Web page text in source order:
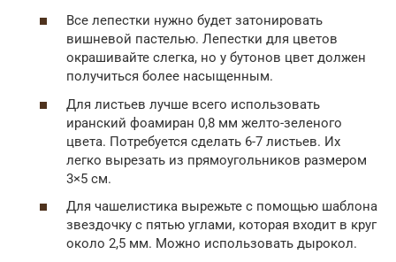
Все лепестки нужно будет затонировать
вишневой пастелью. Лепестки для цветов
окрашивайте слегка, но у бутонов цвет должен
получиться более насыщенным.
Для листьев лучше всего использовать
иранский фоамиран 0,8 мм желто-зеленого
цвета. Потребуется сделать 6-7 листьев. Их
легко вырезать из прямоугольников размером
3×5 см.
Для чашелистика вырежьте с помощью шаблона
звездочку с пятью углами, которая входит в круг
около 2,5 мм. Можно использовать дырокол.